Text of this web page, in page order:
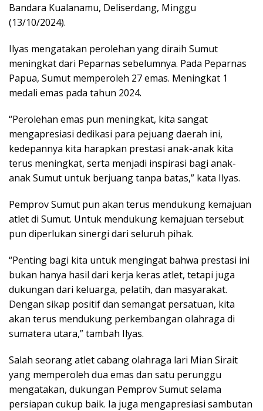
Bandara Kualanamu, Deliserdang, Minggu
(13/10/2024).
Ilyas mengatakan perolehan yang diraih Sumut
meningkat dari Peparnas sebelumnya. Pada Peparnas
Papua, Sumut memperoleh 27 emas. Meningkat 1
medali emas pada tahun 2024.
“Perolehan emas pun meningkat, kita sangat
mengapresiasi dedikasi para pejuang daerah ini,
kedepannya kita harapkan prestasi anak-anak kita
terus meningkat, serta menjadi inspirasi bagi anak-
anak Sumut untuk berjuang tanpa batas,” kata Ilyas.
Pemprov Sumut pun akan terus mendukung kemajuan
atlet di Sumut. Untuk mendukung kemajuan tersebut
pun diperlukan sinergi dari seluruh pihak.
“Penting bagi kita untuk mengingat bahwa prestasi ini
bukan hanya hasil dari kerja keras atlet, tetapi juga
dukungan dari keluarga, pelatih, dan masyarakat.
Dengan sikap positif dan semangat persatuan, kita
akan terus mendukung perkembangan olahraga di
sumatera utara,” tambah Ilyas.
Salah seorang atlet cabang olahraga lari Mian Sirait
yang memperoleh dua emas dan satu perunggu
mengatakan, dukungan Pemprov Sumut selama
persiapan cukup baik. Ia juga mengapresiasi sambutan